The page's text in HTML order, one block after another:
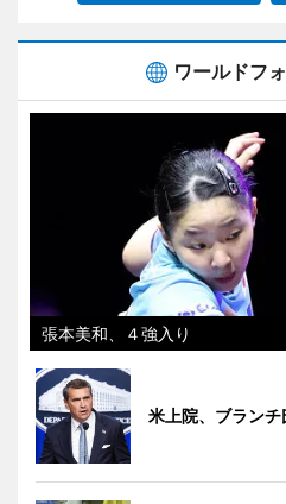
ワールドフ
張本美和、４強入り
米上院、ブラン